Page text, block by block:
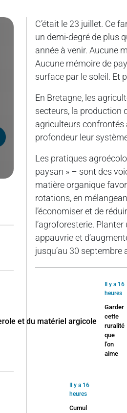
C’était le 23 juillet. Ce
un demi-degré de plus
année à venir. Aucune
Aucune mémoire de
surface par le soleil. Et
En Bretagne, les
secteurs, la production
agriculteurs confrontés
profondeur leur
Les pratiques
paysan » – sont des
matière organique
rotations, en
l’économiser et de
l’agroforesterie.
appauvrie et
jusqu’au 30 septembre
Il y a 16
heures
Garder
cette
ruralité
que
l’on
aime
Il y a 16
heures
Cumul